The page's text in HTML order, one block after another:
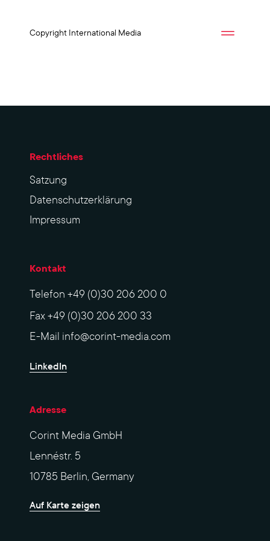
Copyright International Media
Rechtliches
Sat­zung
Datenschutzerklärung
Impres­sum
Kontakt
Telefon +49 (0)30 206 200 0
Fax+49 (0)30 206 200 33
E-Mail info@corint-media.com
LinkedIn
Adresse
Corint Media GmbH
Lennéstr. 5
10785 Berlin, Germany
Auf Karte zeigen